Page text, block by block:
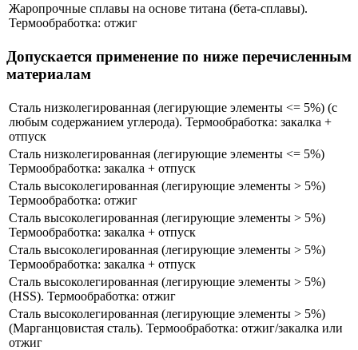
​Жаропрочные сплавы на основе титана (​бета-сплавы).
Термообработка: отжиг
Допускается применение по ниже перечисленным
материалам
Сталь низколегированная (легирующие элементы <= 5%) (с
любым содержанием углерода). Термообработка: закалка +
отпуск
Сталь низколегированная (легирующие элементы <= 5%)
Термообработка: закалка + отпуск
Сталь высоколегированная (легирующие элементы > 5%)
Термообработка: отжиг
Сталь высоколегированная (легирующие элементы > 5%)
Термообработка: закалка + отпуск
Сталь высоколегированная (легирующие элементы > 5%)
Термообработка: закалка + отпуск
Сталь высоколегированная (легирующие элементы > 5%)
(HSS​). Термообработка: отжиг
Сталь высоколегированная (легирующие элементы > 5%)
(Марганцовистая сталь). Термообработка: отжиг/закалка или
отжиг